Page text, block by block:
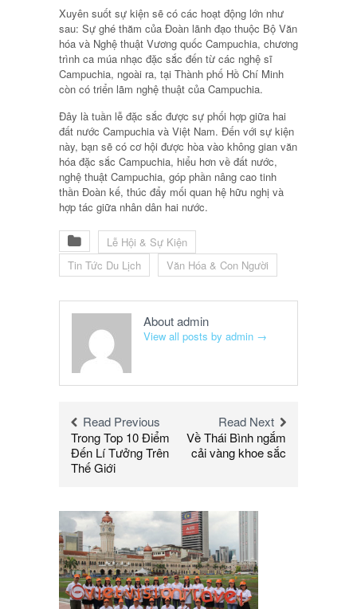
Xuyên suốt sự kiện sẽ có các hoạt động lớn như
sau: Sự ghé thăm của Đoàn lãnh đạo thuộc Bộ Văn
hóa và Nghệ thuật Vương quốc Campuchia, chương
trình ca múa nhạc đặc sắc đến từ các nghệ sĩ
Campuchia, ngoài ra, tại Thành phố Hồ Chí Minh
còn có triển lãm nghệ thuật của Campuchia.
Đây là tuần lễ đặc sắc được sự phối hợp giữa hai
đất nước Campuchia và Việt Nam. Đến với sự kiện
này, bạn sẽ có cơ hội được hòa vào không gian văn
hóa đặc sắc Campuchia, hiểu hơn về đất nước,
nghệ thuật Campuchia, góp phần nâng cao tinh
thần Đoàn kế, thúc đẩy mối quan hệ hữu nghị và
hợp tác giữa nhân dân hai nước.
Lễ Hội & Sự Kiện
Tin Tức Du Lịch
Văn Hóa & Con Người
About admin
View all posts by admin →
Read Previous
Trong Top 10 Điểm
Đến Lí Tưởng Trên
Thế Giới
Read Next
Về Thái Bình ngắm
cải vàng khoe sắc